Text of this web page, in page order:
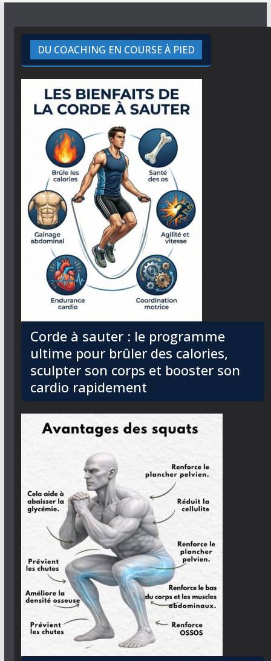
DU COACHING EN COURSE À PIED
Corde à sauter : le programme
ultime pour brûler des calories,
sculpter son corps et booster son
cardio rapidement